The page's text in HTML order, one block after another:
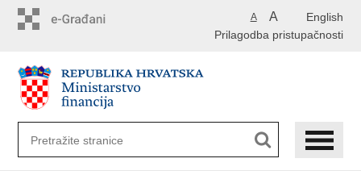
English
A A
Prilagodba pristupačnosti